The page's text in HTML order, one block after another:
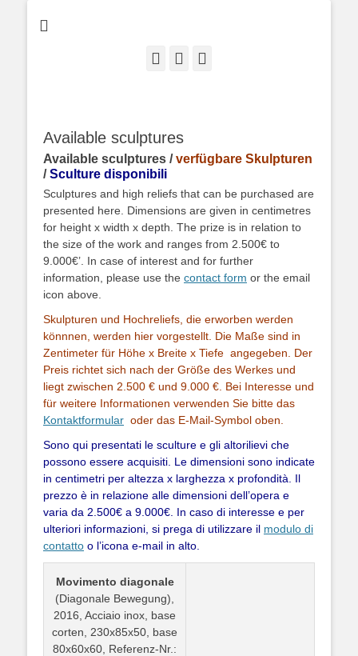
LinkedIn
Available sculptures
Available sculptures /verfügbare Skulpturen
/Sculture disponibili
Sculptures and high reliefs that can be purchased are
presented here. Dimensions are given in centimetres
for height x width x depth. The prize is in relation to
the size of the work and ranges from 2.500€ to
9.000€’. In case of interest and for further
information, please use the contact form or the email
icon above.
Skulpturen und Hochreliefs, die erworben werden
könnnen, werden hier vorgestellt. Die Maße sind in
Zentimeter für Höhe x Breite x Tiefe angegeben. Der
Preis richtet sich nach der Größe des Werkes und
liegt zwischen 2.500 € und 9.000 €. Bei Interesse und
für weitere Informationen verwenden Sie bitte das
Kontaktformular oder das E-Mail-Symbol oben.
Sono qui presentati le sculture e gli altorilievi che
possono essere acquisiti. Le dimensioni sono indicate
in centimetri per altezza x larghezza x profondità. Il
prezzo è in relazione alle dimensioni dell’opera e
varia da 2.500€ a 9.000€. In caso di interesse e per
ulteriori informazioni, si prega di utilizzare il modulo di
contatto o l’icona e-mail in alto.
Movimento diagonale
(Diagonale Bewegung),
2016, Acciaio inox, base
corten, 230x85x50, base
80x60x60, Referenz-Nr.: